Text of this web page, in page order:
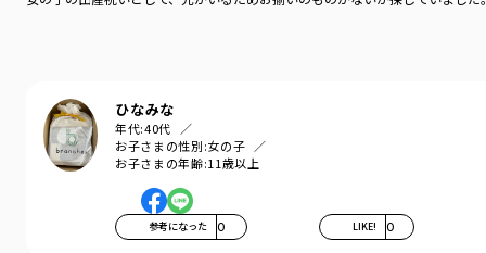
ひなみな
年代:40代
お子さまの性別:女の子
お子さまの年齢:11歳以上
参考になった 0 LIKE! 0